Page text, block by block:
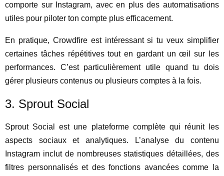
comporte sur Instagram, avec en plus des automatisations
utiles pour piloter ton compte plus efficacement.
En pratique, Crowdfire est intéressant si tu veux simplifier
certaines tâches répétitives tout en gardant un œil sur les
performances. C’est particulièrement utile quand tu dois
gérer plusieurs contenus ou plusieurs comptes à la fois.
3. Sprout Social
Sprout Social est une plateforme complète qui réunit les
aspects sociaux et analytiques. L’analyse du contenu
Instagram inclut de nombreuses statistiques détaillées, des
filtres personnalisés et des fonctions avancées comme la